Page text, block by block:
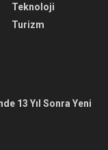
Teknoloji
Turizm
13 Yıl Sonra Yeni